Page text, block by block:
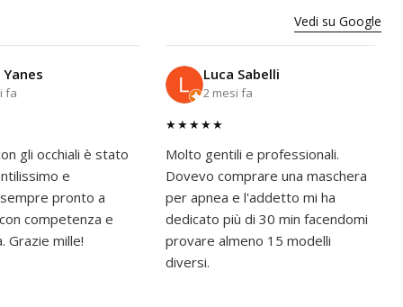
Vedi su Google
fa
gli occhiali è stato
e
pronto a
competenza e
Grazie mille!
Luca Sabelli
2 mesi fa
★★★★★
Molto gentili e professionali.
Dovevo comprare una maschera
per apnea e l'addetto mi ha
dedicato più di 30 min facendomi
provare almeno 15 modelli
diversi.